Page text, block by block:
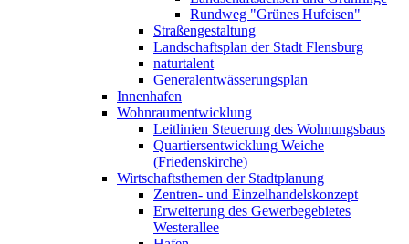
Rundweg "Grünes Hufeisen"
Straßengestaltung
Landschaftsplan der Stadt Flensburg
naturtalent
Generalentwässerungsplan
Innenhafen
Wohnraumentwicklung
Leitlinien Steuerung des Wohnungsbaus
Quartiersentwicklung Weiche
(Friedenskirche)
Wirtschaftsthemen der Stadtplanung
Zentren- und Einzelhandelskonzept
Erweiterung des Gewerbegebietes
Westerallee